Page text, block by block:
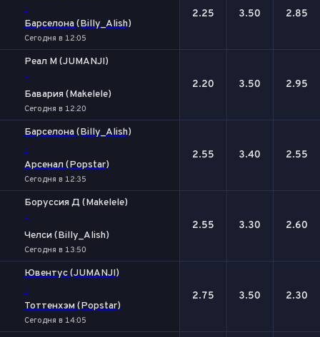
-
Барселона (Billy_Alish)
Сегодня в 12:05
2.25 3.50 2.85
Реал М (JUMANJI)
-
Бавария (Makelele)
Сегодня в 12:20
2.20 3.50 2.95
Барселона (Billy_Alish)
-
Арсенал (Popstar)
Сегодня в 12:35
2.55 3.40 2.55
Боруссия Д (Makelele)
-
Челси (Billy_Alish)
Сегодня в 13:50
2.55 3.30 2.60
Ювентус (JUMANJI)
-
Тоттенхэм (Popstar)
Сегодня в 14:05
2.75 3.50 2.30